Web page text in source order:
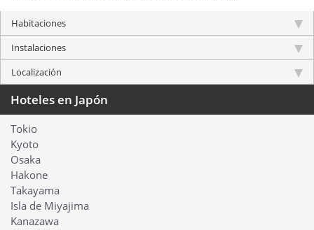
Habitaciones
Instalaciones
Localización
Hoteles en Japón
Tokio
Kyoto
Osaka
Hakone
Takayama
Isla de Miyajima
Kanazawa